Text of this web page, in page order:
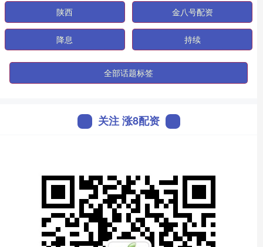
陕西 金八号配资
降息 持续
全部话题标签
关注 涨8配资